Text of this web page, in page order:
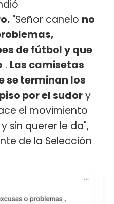
"Señor canelo no
de fútbol y que
. Las camisetas
se terminan los
por el sudory
el movimiento
sin querer le da",
de la Selección